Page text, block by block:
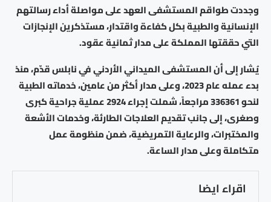
وجددت طواقم المستشفى العهد على مواصلة أداء رسالتهم
الإنسانية والطبية بكل كفاءة واقتدار، مستذكرين الإنجازات
التي حققتها المملكة على مدار ثمانية عقود.
يُشار إلى أن المستشفى الميداني الأردني في نابلس قدّم، منذ
بدء عمله عام 2023، وعلى مدار أكثر من عامين، خدماته الطبية
لنحو 336361 مراجعاً، شملت إجراء 2924 عملية جراحية كبرى
وصغرى، إلى جانب تقديم العلاجات الطارئة، وخدمات الأشعة
والمختبرات، والرعاية التمريضية، ضمن منظومة عمل
متكاملة وعلى مدار الساعة.
اقراء ايضا